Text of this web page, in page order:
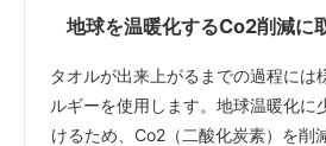
地球を温暖化するCo2削減に
タオルが出来上がるまでの過程には
ルギーを使用します。地球温暖化に
けるため、Co2（二酸化炭素）を削